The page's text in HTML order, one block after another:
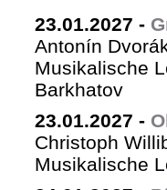
23.01.2027 -
Antonín
Musikalische
Barkhatov
23.01.2027 -
Christoph
Musikalische